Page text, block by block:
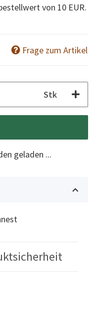
von 10 EUR.
Frage zum Artikel
Stk
geladen ...